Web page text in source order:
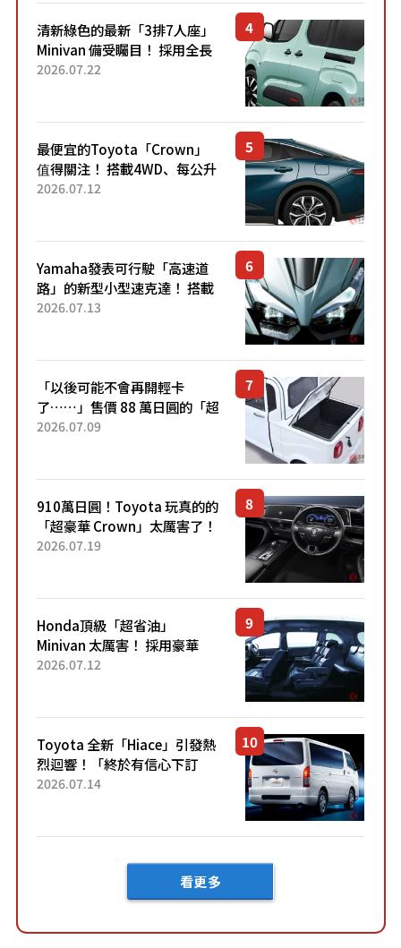
清新綠色的最新「3排7人座」
Minivan 備受矚目！ 採用全長
4.7公尺剛剛好的車身尺寸與
2026.07.22
最便宜的Toyota「Crown」
值得關注！ 搭載4WD、每公升
22.4公里低油耗表現超亮眼！
2026.07.12
Yamaha發表可行駛「高速道
路」的新型小型速克達！ 搭載
能享受超強勁「渦輪感」的動
2026.07.13
「以後可能不會再開輕卡
了……」售價 88 萬日圓的「超
迷你輕型貨車」引發兩極評
了！...
2026.07.09
910萬日圓！Toyota 玩真的的
「超豪華 Crown」太厲害了！
採用由「匠人技藝」打造的
2026.07.19
Honda頂級「超省油」
Minivan 太厲害！ 採用豪華
「真皮座椅」與專屬「黑色內
「三...
2026.07.12
Toyota 全新「Hiace」引發熱
烈迴響！「終於有信心下訂
了！」「哪個等級交車最
車？...
2026.07.14
看更多